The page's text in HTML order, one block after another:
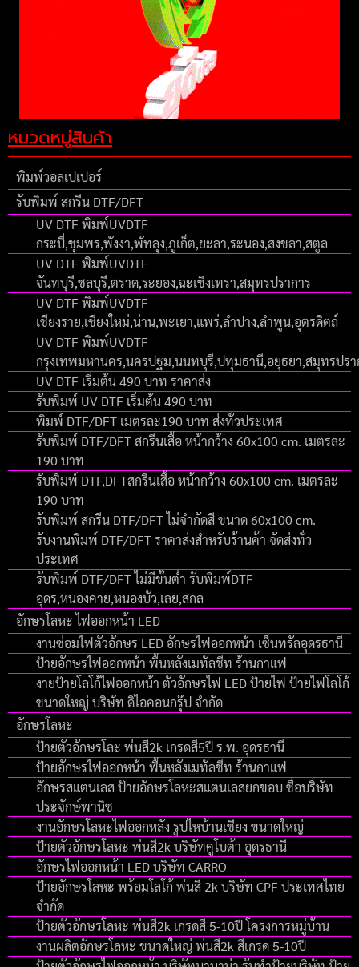
หมวดหมู่สินค้า
พิมพ์วอลเปเปอร์
รับพิมพ์ สกรีน DTF/DFT
UV DTF พิมพ์UVDTF
กระบี่,ชุมพร,พังงา,พัทลุง,ภูเก็ต,ยะลา,ระนอง,สงขลา,สตูล
UV DTF พิมพ์UVDTF
จันทบุรี,ชลบุรี,ตราด,ระยอง,ฉะเชิงเทรา,สมุทรปราการ
UV DTF พิมพ์UVDTF
เชียงราย,เชียงใหม่,น่าน,พะเยา,แพร่,ลำปาง,ลำพูน,อุตรดิตถ์
UV DTF พิมพ์UVDTF
กรุงเทพมหานคร,นครปฐม,นนทบุรี,ปทุมธานี,อยุธยา,สมุทรปร
UV DTF เริ่มต้น 490 บาท ราคาส่ง
รับพิมพ์ UV DTF เริ่มต้น 490 บาท
พิมพ์ DTF/DFT เมตรละ190 บาท ส่งทั่วประเทศ
รับพิมพ์ DTF/DFT สกรีนเสื้อ หน้ากว้าง 60x100 cm. เมตรละ
190 บาท
รับพิมพ์ DTF,DFTสกรีนเสื้อ หน้ากว้าง 60x100 cm. เมตรละ
190 บาท
รับพิมพ์ สกรีน DTF/DFT ไม่จำกัดสี ขนาด 60x100 cm.
รับงานพิมพ์ DTF/DFT ราคาส่งสำหรับร้านค้า จัดส่งทั่ว
ประเทศ
รับพิมพ์ DTF/DFT ไม่มีขั้นต่ำ รับพิมพ์DTF
อุดร,หนองคาย,หนองบัว,เลย,สกล
อักษรโลหะ ไฟออกหน้า LED
งานซ่อมไฟตัวอักษร LED อักษรไฟออกหน้า เซ็นทรัลอุดรธานี
ป้ายอักษรไฟออกหน้า พื้นหลังเมทัลชีท ร้านกาแฟ
งายป้ายโลโก้ไฟออกหน้า ตัวอักษรไฟ LED ป้ายไฟ ป้ายไฟโลโก้
ขนาดใหญ่ บริษัท ดิไอคอนกรุ๊ป จํากัด
อักษรโลหะ
ป้ายตัวอักษรโละ พ่นสี2k เกรดสี5ปี ร.พ. อุดรธานี
ป้ายอักษรไฟออกหน้า พื้นหลังเมทัลชีท ร้านกาแฟ
อักษรสแตนเลส ป้ายอักษรโลหะสแตนเลสยกขอบ ชื่อบริษัท
ประจักษ์พานิช
งานอักษรโลหะไฟออกหลัง รูปไหบ้านเชียง ขนาดใหญ่
ป้ายตัวอักษรโลหะ พ่นสี2k บริษัทคูโบต้า อุดรธานี
อักษรไฟออกหน้า LED บริษัท CARRO
ป้ายอักษรโลหะ พร้อมโลโก้ พ่นสี 2k บริษัท CPF ประเทศไทย
จำกัด
ป้ายตัวอักษรโลหะ พ่นสี2k เกรดสี 5-10ปี โครงการหมู่บ้าน
งานผลิตอักษรโลหะ ขนาดใหญ่ พ่นสี2k สีเกรด 5-10ปี